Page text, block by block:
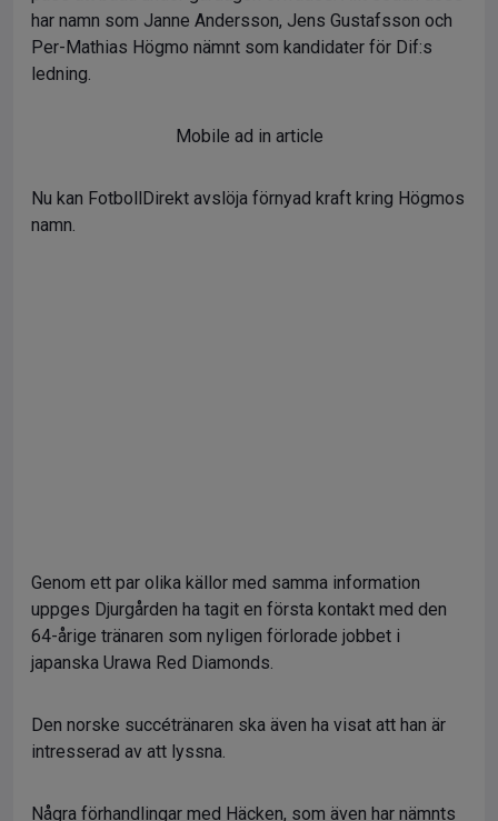
har namn som Janne Andersson, Jens Gustafsson och
Per-Mathias Högmo nämnt som kandidater för Dif:s
ledning.
Mobile ad in article
Nu kan FotbollDirekt avslöja förnyad kraft kring Högmos
namn.
Genom ett par olika källor med samma information
uppges Djurgården ha tagit en första kontakt med den
64-årige tränaren som nyligen förlorade jobbet i
japanska Urawa Red Diamonds.
Den norske succétränaren ska även ha visat att han är
intresserad av att lyssna.
Några förhandlingar med Häcken, som även har nämnts